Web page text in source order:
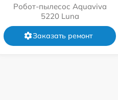
Робот-пылесос Aquaviva
5220 Luna
Заказать ремонт